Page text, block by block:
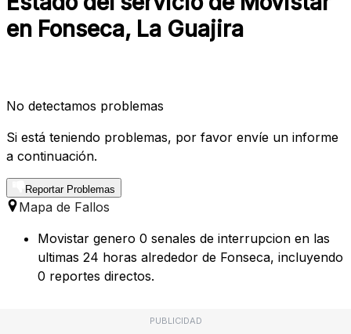
en Fonseca, La Guajira
No detectamos problemas
Si está teniendo problemas, por favor envíe un informe
a continuación.
Reportar Problemas
Mapa de Fallos
Movistar genero 0 senales de interrupcion en las
ultimas 24 horas alrededor de Fonseca, incluyendo
0 reportes directos.
PUBLICIDAD